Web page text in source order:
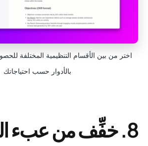
اختر من بين الأقسام التنظيمية المختلفة
بالأدوار حسب احتياجاتك
8. خفِّف من عبء